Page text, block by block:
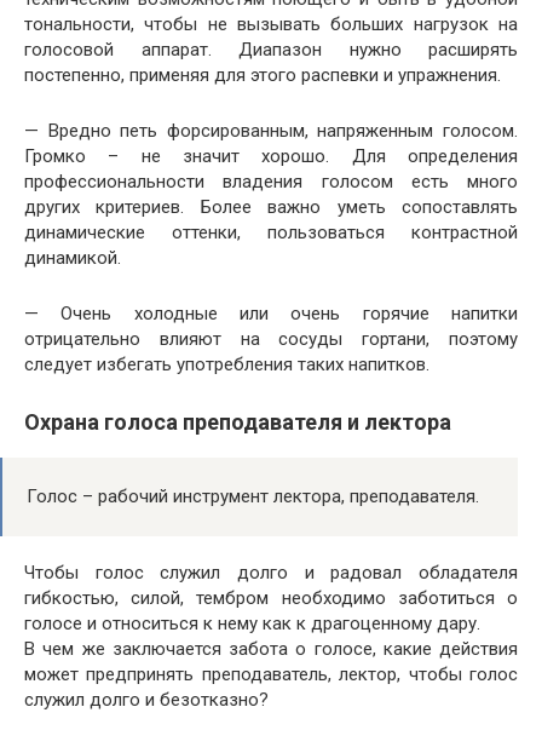
тональности, чтобы не вызывать больших нагрузок на
голосовой аппарат. Диапазон нужно расширять
постепенно, применяя для этого распевки и упражнения.
— Вредно петь форсированным, напряженным голосом.
Громко – не значит хорошо. Для определения
профессиональности владения голосом есть много
других критериев. Более важно уметь сопоставлять
динамические оттенки, пользоваться контрастной
динамикой.
— Очень холодные или очень горячие напитки
отрицательно влияют на сосуды гортани, поэтому
следует избегать употребления таких напитков.
Охрана голоса преподавателя и лектора
Голос – рабочий инструмент лектора, преподавателя.
Чтобы голос служил долго и радовал обладателя
гибкостью, силой, тембром необходимо заботиться о
голосе и относиться к нему как к драгоценному дару.
В чем же заключается забота о голосе, какие действия
может предпринять преподаватель, лектор, чтобы голос
служил долго и безотказно?